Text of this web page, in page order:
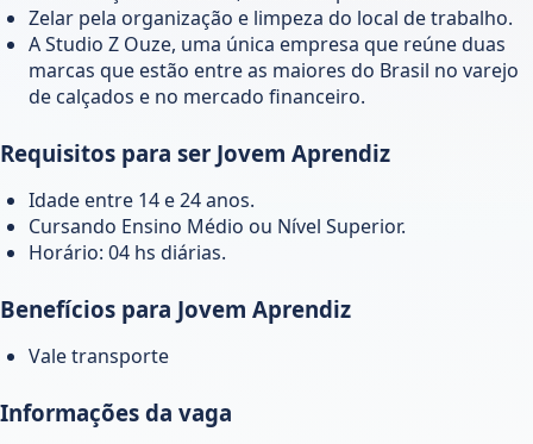
Zelar pela organização e limpeza do local de trabalho.
A Studio Z Ouze, uma única empresa que reúne duas
marcas que estão entre as maiores do Brasil no varejo
de calçados e no mercado financeiro.
Requisitos para ser Jovem Aprendiz
Idade entre 14 e 24 anos.
Cursando Ensino Médio ou Nível Superior.
Horário: 04 hs diárias.
Benefícios para Jovem Aprendiz
Vale transporte
Informações da vaga